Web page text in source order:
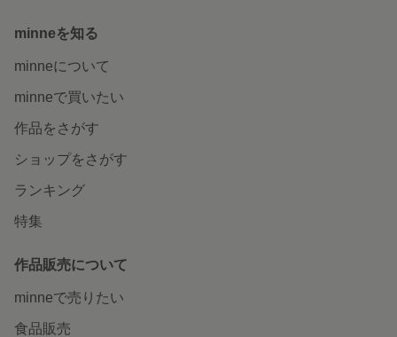
minneを知る
minneについて
minneで買いたい
作品をさがす
ショップをさがす
ランキング
特集
作品販売について
minneで売りたい
食品販売